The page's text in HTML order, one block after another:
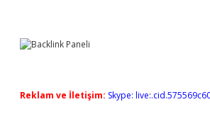
Reklam ve İletişim: Skype: